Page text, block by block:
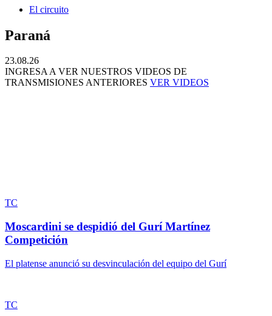
El circuito
Paraná
23.08.26
INGRESA A VER NUESTROS VIDEOS DE
TRANSMISIONES ANTERIORES VER VIDEOS
TC
Moscardini se despidió del Gurí Martínez
Competición
El platense anunció su desvinculación del equipo del Gurí
TC